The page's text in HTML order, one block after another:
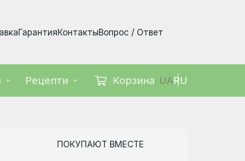
ГарантияКонтактыВопрос / Ответ
Рецепти Корзина UARU
ПОКУПАЮТ ВМЕСТЕ